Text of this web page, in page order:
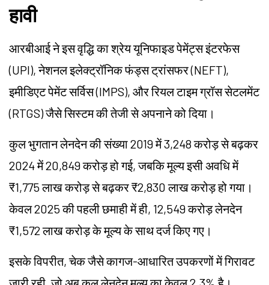
हावी
आरबीआई ने इस वृद्धि का श्रेय यूनिफाइड पेमेंट्स इंटरफेस
(UPI), नेशनल इलेक्ट्रॉनिक फंड्स ट्रांसफर (NEFT),
इमीडिएट पेमेंट सर्विस (IMPS), और रियल टाइम ग्रॉस सेटलमेंट
(RTGS) जैसे सिस्टम की तेजी से अपनाने को दिया।
कुल भुगतान लेनदेन की संख्या 2019 में 3,248 करोड़ से बढ़कर
2024 में 20,849 करोड़ हो गई, जबकि मूल्य इसी अवधि में
₹1,775 लाख करोड़ से बढ़कर ₹2,830 लाख करोड़ हो गया।
केवल 2025 की पहली छमाही में ही, 12,549 करोड़ लेनदेन
₹1,572 लाख करोड़ के मूल्य के साथ दर्ज किए गए।
इसके विपरीत, चेक जैसे कागज-आधारित उपकरणों में गिरावट